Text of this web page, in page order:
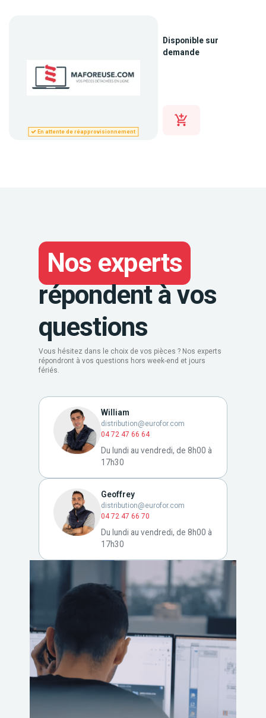
En attente de réapprovisionnement
Disponible sur
demande
Nos experts
répondent à vos
questions
Vous hésitez dans le choix de vos pièces ? Nos experts
répondront à vos questions hors week-end et jours
fériés.
William
distribution@eurofor.com
04 72 47 66 64
Du lundi au vendredi, de 8h00 à
17h30
Geoffrey
distribution@eurofor.com
04 72 47 66 70
Du lundi au vendredi, de 8h00 à
17h30